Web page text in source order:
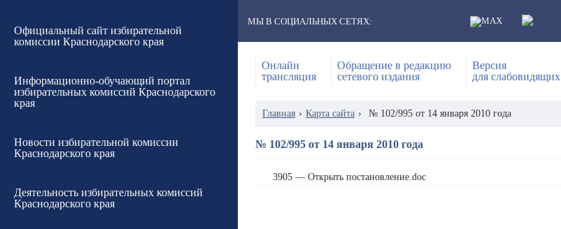
Официальный сайт избирательной
комиссии Краснодарского края
Информационно-обучающий портал
избирательных комиссий Краснодарского
края
Новости избирательной комиссии
Краснодарского края
Деятельность избирательных комиссий
Краснодарского края
МЫ В СОЦИАЛЬНЫХ СЕТЯХ:
Онлайн
трансляция
Обращение в редакцию
сетевого издания
Версия
для слабовидящих
Главная › Карта сайта › № 102/995 от 14 января 2010 года
№ 102/995 от 14 января 2010 года
3905 — Открыть постановление.doc